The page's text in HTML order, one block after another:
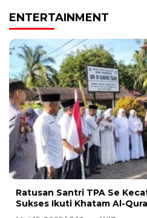
ENTERTAINMENT
Ratusan Santri TPA Se
Sukses Ikuti Khatam Al-